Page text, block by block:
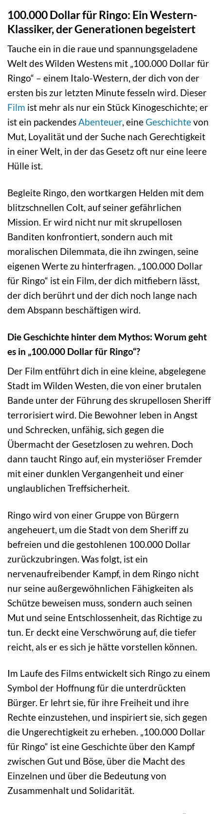
100.000 Dollar für Ringo: Ein Western-
Klassiker, der Generationen begeistert
Tauche ein in die raue und spannungsgeladene
Welt des Wilden Westens mit „100.000 Dollar für
Ringo“ – einem Italo-Western, der dich von der
ersten bis zur letzten Minute fesseln wird. Dieser
Film ist mehr als nur ein Stück Kinogeschichte; er
ist ein packendesAbenteuer, eineGeschichtevon
Mut, Loyalität und der Suche nach Gerechtigkeit
in einer Welt, in der das Gesetz oft nur eine leere
Hülle ist.
Begleite Ringo, den wortkargen Helden mit dem
blitzschnellen Colt, auf seiner gefährlichen
Mission. Er wird nicht nur mit skrupellosen
Banditen konfrontiert, sondern auch mit
moralischen Dilemmata, die ihn zwingen, seine
eigenen Werte zu hinterfragen. „100.000 Dollar
für Ringo“ ist ein Film, der dich mitfiebern lässt,
der dich berührt und der dich noch lange nach
dem Abspann beschäftigen wird.
Die Geschichte hinter dem Mythos: Worum geht
es in „100.000 Dollar für Ringo“?
Der Film entführt dich in eine kleine, abgelegene
Stadt im Wilden Westen, die von einer brutalen
Bande unter der Führung des skrupellosen Sheriff
terrorisiert wird. Die Bewohner leben in Angst
und Schrecken, unfähig, sich gegen die
Übermacht der Gesetzlosen zu wehren. Doch
dann taucht Ringo auf, ein mysteriöser Fremder
mit einer dunklen Vergangenheit und einer
unglaublichen Treffsicherheit.
Ringo wird von einer Gruppe von Bürgern
angeheuert, um die Stadt von dem Sheriff zu
befreien und die gestohlenen 100.000 Dollar
zurückzubringen. Was folgt, ist ein
nervenaufreibender Kampf, in dem Ringo nicht
nur seine außergewöhnlichen Fähigkeiten als
Schütze beweisen muss, sondern auch seinen
Mut und seine Entschlossenheit, das Richtige zu
tun. Er deckt eine Verschwörung auf, die tiefer
reicht, als er es sich je hätte vorstellen können.
Im Laufe des Films entwickelt sich Ringo zu einem
Symbol der Hoffnung für die unterdrückten
Bürger. Er lehrt sie, für ihre Freiheit und ihre
Rechte einzustehen, und inspiriert sie, sich gegen
die Ungerechtigkeit zu erheben. „100.000 Dollar
für Ringo“ ist eine Geschichte über den Kampf
zwischen Gut und Böse, über die Macht des
Einzelnen und über die Bedeutung von
Zusammenhalt und Solidarität.